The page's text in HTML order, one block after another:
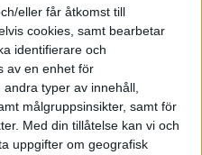
eller får åtkomst till
cookies, samt bearbetar
identifierare och
av en enhet för
typer av innehåll,
målgruppsinsikter, samt för
Med din tillåtelse kan vi och
uppgifter om geografisk
bekräftat
visste.
bland annat av